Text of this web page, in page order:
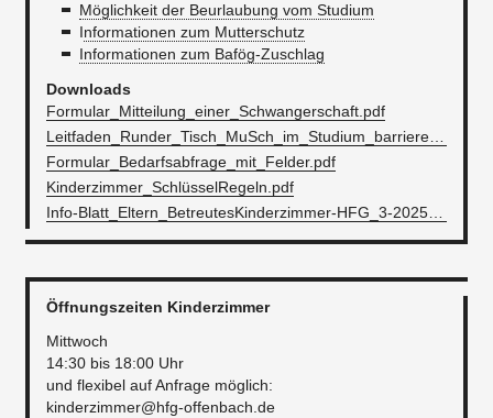
Möglichkeit der Beurlaubung vom Studium
Informationen zum Mutterschutz
Informationen zum Bafög-Zuschlag
Downloads
Formular_Mitteilung_einer_Schwangerschaft.pdf
Leitfaden_Runder_Tisch_MuSch_im_Studium_barrierefrei_(1).pdf
Formular_Bedarfsabfrage_mit_Felder.pdf
Kinderzimmer_SchlüsselRegeln.pdf
Info-Blatt_Eltern_BetreutesKinderzimmer-HFG_3-2025.pdf
Öffnungszeiten Kinderzimmer
Mittwoch
14:30 bis 18:00 Uhr
und flexibel auf Anfrage möglich:
kinderzimmer@hfg-offenbach.de